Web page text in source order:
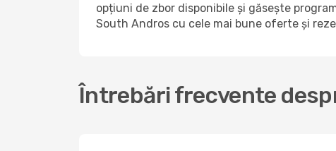
opțiuni de zbor disponibile și găsește
South Andros cu cele mai bune oferte și
Întrebări frecvente